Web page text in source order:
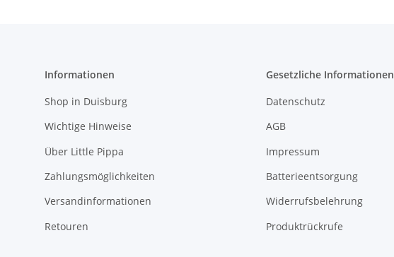
Informationen
Shop in Duisburg
Wichtige Hinweise
Über Little Pippa
Zahlungsmöglichkeiten
Versandinformationen
Retouren
Gesetzliche Informationen
Datenschutz
AGB
Impressum
Batterieentsorgung
Widerrufsbelehrung
Produktrückrufe